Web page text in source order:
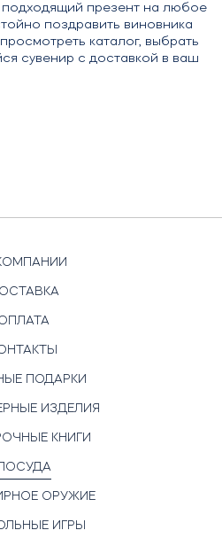
презент на любое
поздравить виновника
каталог, выбрать
сувенир с доставкой в ваш
ПОДАРКИ
ИЗДЕЛИЯ
КНИГИ
ПОСУДА
ОРУЖИЕ
ИГРЫ